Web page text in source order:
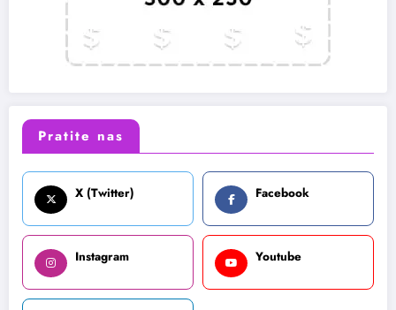
Pratite nas
X (Twitter) Facebook
Instagram Youtube